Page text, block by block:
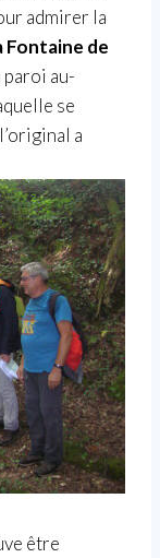
admirer la
Fontaine de
paroi au-
se
a
être